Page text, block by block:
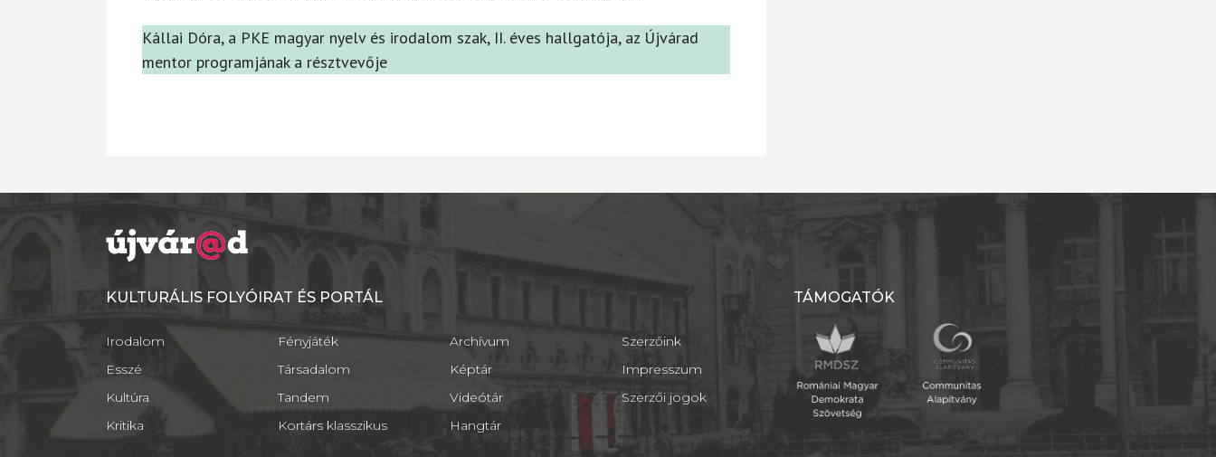
Kállai Dóra, a PKE magyar nyelv és irodalom szak, II. éves hallgatója, az Újvárad
mentor programjának a résztvevője
KULTURÁLIS FOLYÓIRAT ÉS PORTÁL
Irodalom
Esszé
Kultúra
Kritika
Fényjáték
Társadalom
Tandem
Kortárs klasszikus
Archívum
Képtár
Videótár
Hangtár
Szerzőink
Impresszum
Szerzői jogok
TÁMOGATÓK